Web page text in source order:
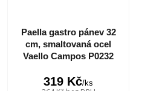
Paella gastro pánev 32
cm, smaltovaná ocel
Vaello Campos P0232
319 Kč/ks